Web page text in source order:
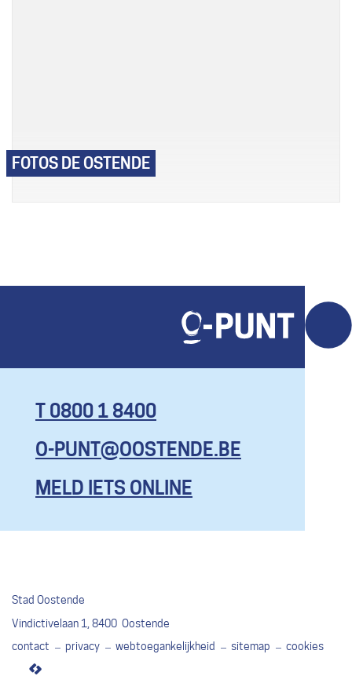
FOTOS DE OSTENDE
KOM HIER
MET AL JE
VRAGEN, EN
ZELFS OM
MAAR BEN
JE ECHT
CONTENT,
GEEF DAN
T 0800 1 8400
O-PUNT@OOSTENDE.BE
MELD IETS ONLINE
Stad Oostende
Adres
Vindictivelaan 1 8400 Oostende
contact
privacy webtoegankelijkheid sitemap
cookies